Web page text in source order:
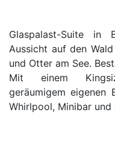
Glaspalast-Suite in
Aussicht auf den
und Otter am See.
Mit einem
geräumigem eigenen
Whirlpool, Minibar und